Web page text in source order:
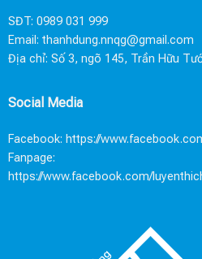
SĐT: 0989 031 999
Email: thanhdung.nnqg@gmail.com
Địa chỉ: Số 3, ngõ 145, Trần Hữu
Social Media
Facebook: https://
Fanpage:
https://www.facebook.com/